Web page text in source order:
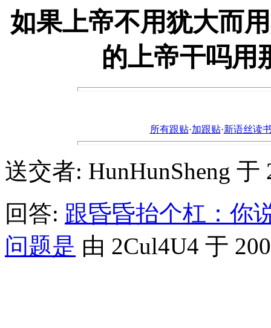
如果上帝不用犹大而
的上帝干吗用
所有跟贴·加跟贴·新语丝读
送交者: HunHunSheng 于
回答: 跟昏昏抬个杠：你
问题是 由 2Cul4U4 于